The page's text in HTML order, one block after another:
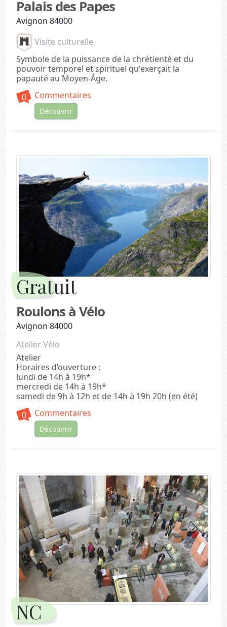
Palais des Papes
Avignon 84000
Visite culturelle
Symbole de la puissance de la chrétienté et du
pouvoir temporel et spirituel qu'exerçait la
papauté au Moyen-Âge.
0
Commentaires
Découvrir
Gratuit
Roulons à Vélo
Avignon 84000
Atelier Vélo
Atelier
Horaires d’ouverture :
lundi de 14h à 19h*
mercredi de 14h à 19h*
samedi de 9h à 12h et de 14h à 19h 20h (en été)
0
Commentaires
Découvrir
NC